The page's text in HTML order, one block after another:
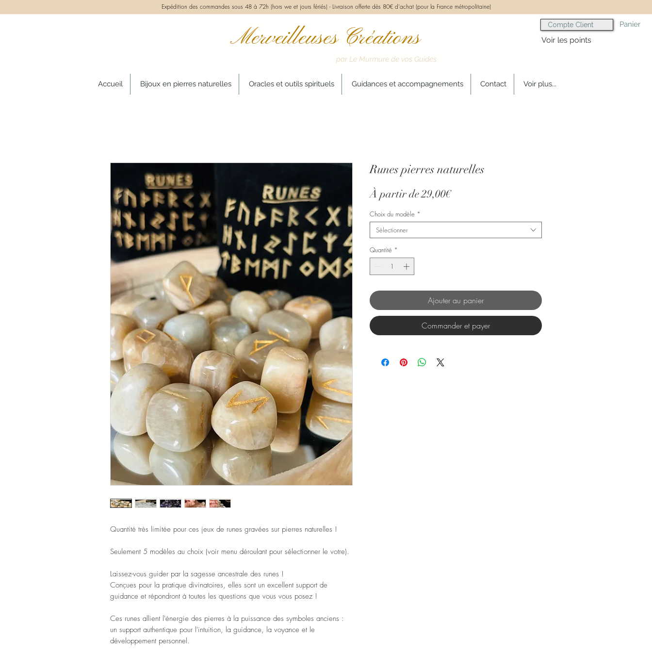
Expédition des commandes sous 48 à 72h (hors we et jours fériés) - Livraison offerte dès 80€ d'achat (pour la France métropolitaine)
Merveilleuses Créations Panier
Compte Client
Voir les points
par Le Murmure de vos Guides
Accueil Bijoux en pierres naturelles Oracles et outils spirituels Guidances et accompagnements Contact Voir plus...
Quantité très limitée pour ces jeux de runes gravées sur pierres naturelles !
Seulement 5 modèles au choix (voir menu déroulant pour sélectionner le votre).
Laissez-vous guider par la sagesse ancestrale des runes !
Conçues pour la pratique divinatoires, elles sont un excellent support de
guidance et répondront à toutes les questions que vous vous posez !
Ces runes allient l'énergie des pierres à la puissance des symboles anciens :
un support authentique pour l'intuition, la guidance, la voyance et le
développement personnel.
Runes pierres naturelles
À partir de29,00€Prix
Choix du modèle *
Sélectionner
Quantité *
Ajouter au panier
Commander et payer